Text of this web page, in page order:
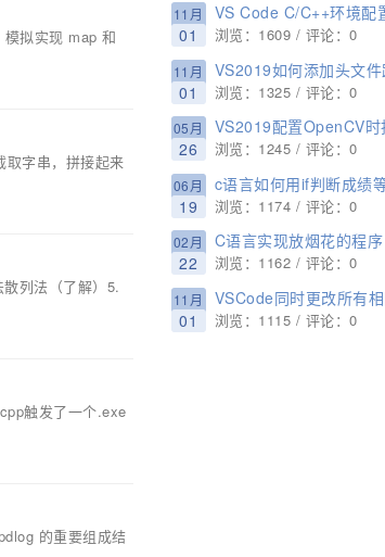
拟实现 map 和
取字串，拼接起来
列法（了解）5.
触发了一个.exe
的重要组成结
11月
01
VS Code C/C++环境配置教程(无法打开源文件“xxxxxx.h”或者检测到 #include 错误,请更新
浏览：1609 / 评论：0
11月
01
VS2019如何添加头文件路径的
浏览：1325 / 评论：0
05月
26
VS2019配置OpenCV时找不到
浏览：1245 / 评论：0
06月
19
c语言如何用if判断成绩
浏览：1174 / 评论：0
02月
22
C语言实现放烟花的程序
浏览：1162 / 评论：0
11月
01
VSCode同时更改所有相同的变量名或类名的
浏览：1115 / 评论：0